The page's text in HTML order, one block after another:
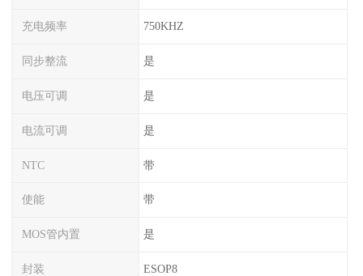
充电频率 750KHZ
同步整流 是
电压可调 是
电流可调 是
NTC 带
使能 带
MOS管内置 是
封装 ESOP8